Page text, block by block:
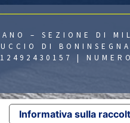
– SEZIONE DI
DI
|
Informativa sulla